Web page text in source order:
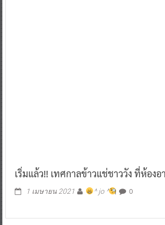
เริ่มแล้ว!! เทศกาลข้าวแช่ชาววัง ที่ห้อง
1 เมษายน 2021 ^ jo ^ 0